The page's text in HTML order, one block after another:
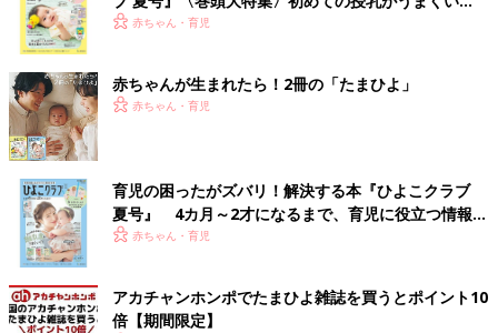
く！ おっぱい・ミルクの基本と夏のトラブル 解決テ
赤ちゃん・育児
赤ちゃんが生まれたら！2冊の「たまひよ」
赤ちゃん・育児
育児の困ったがズバリ！解決する本『ひよこクラブ
夏号』 4カ月～2才になるまで、育児に役立つ情報が
いっぱい！
赤ちゃん・育児
アカチャンホンポでたまひよ雑誌を買うとポイント10
倍【期間限定】